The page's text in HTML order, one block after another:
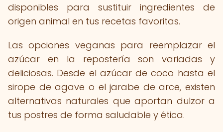
disponibles para sustituir ingredientes de
origen animal en tus recetas favoritas.
Las opciones veganas para reemplazar el
azúcar en la repostería son variadas y
deliciosas. Desde el azúcar de coco hasta el
sirope de agave o el jarabe de arce, existen
alternativas naturales que aportan dulzor a
tus postres de forma saludable y ética.